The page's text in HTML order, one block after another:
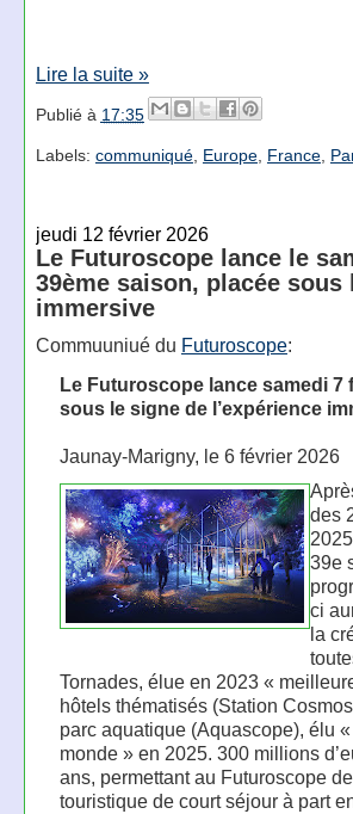
Lire la suite »
Publié à 17:35
Labels: communiqué, Europe, France,
jeudi 12 février 2026
Le Futuroscope lance le
39ème saison, placée sous
immersive
Commuuniué du Futuroscope:
Le Futuroscope lance samedi 7
sous le signe de l’expérience
Jaunay-Marigny, le 6 février 2026
des
39e
ci
la
Tornades, élue en 2023 «
hôtels thématisés (Station
parc aquatique (Aquascope), élu
monde » en 2025. 300 millions
ans, permettant au Futuroscope
touristique de court séjour à part